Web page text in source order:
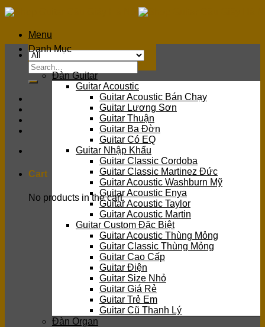
Skip
to
contentMenu
Search
for:
Cart
No products in the cart.
Danh Mục
Đàn Guitar
Guitar Acoustic
Guitar Acoustic Bán Chạy
Guitar Lương Sơn
Guitar Thuận
Guitar Ba Đờn
Guitar Có EQ
Guitar Nhập Khẩu
Guitar Classic Cordoba
Guitar Classic Martinez Đức
Guitar Acoustic Washburn Mỹ
Guitar Acoustic Enya
Guitar Acoustic Taylor
Guitar Acoustic Martin
Guitar Custom Đặc Biệt
Guitar Acoustic Thùng Mỏng
Guitar Classic Thùng Mỏng
Guitar Cao Cấp
Guitar Điện
Guitar Size Nhỏ
Guitar Giá Rẻ
Guitar Trẻ Em
Guitar Cũ Thanh Lý
Đàn Organ